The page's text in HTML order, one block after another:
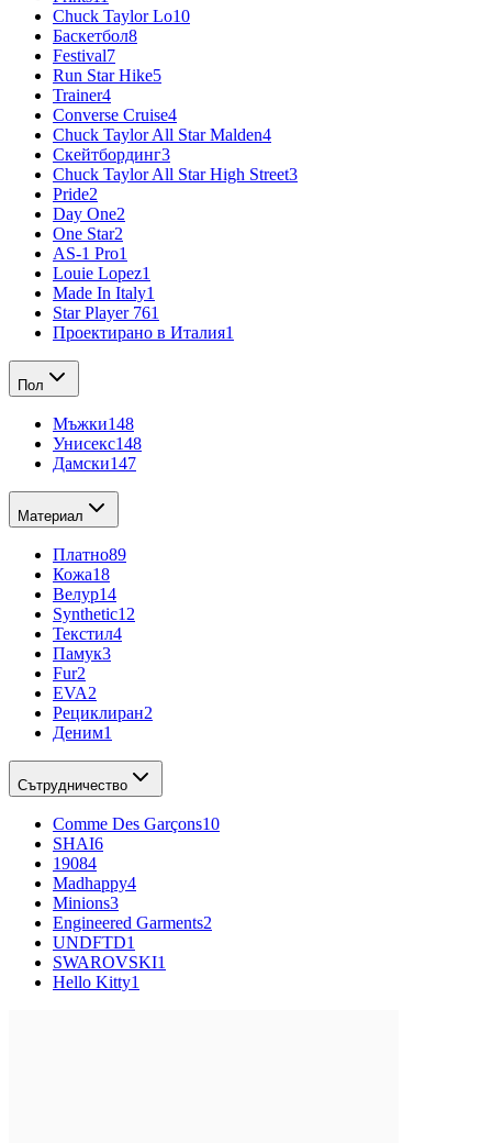
Chuck Taylor Lo10
Баскетбол8
Festival7
Run Star Hike5
Trainer4
Converse Cruise4
Chuck Taylor All Star Malden4
Скейтбординг3
Chuck Taylor All Star High Street3
Pride2
Day One2
One Star2
AS-1 Pro1
Louie Lopez1
Made In Italy1
Star Player 761
Проектирано в Италия1
Пол
Мъжки148
Унисекс148
Дамски147
Материал
Платно89
Кожа18
Велур14
Synthetic12
Текстил4
Памук3
Fur2
EVA2
Рециклиран2
Деним1
Сътрудничество
Comme Des Garçons10
SHAI6
19084
Madhappy4
Minions3
Engineered Garments2
UNDFTD1
SWAROVSKI1
Hello Kitty1